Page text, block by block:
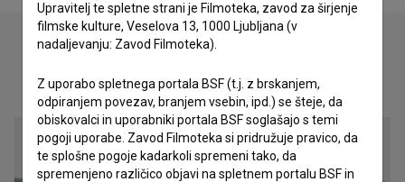
Oglejte si
Upravitelj te spletne strani je Filmoteka, zavod za širjenje
filmske kulture, Veselova 13, 1000 Ljubljana (v
nadaljevanju: Zavod Filmoteka).
Z uporabo spletnega portala BSF (t.j. z brskanjem,
odpiranjem povezav, branjem vsebin, ipd.) se šteje, da
obiskovalci in uporabniki portala BSF soglašajo s temi
pogoji uporabe. Zavod Filmoteka si pridružuje pravico, da
te splošne pogoje kadarkoli spremeni tako, da
spremenjeno različico objavi na spletnem portalu BSF in